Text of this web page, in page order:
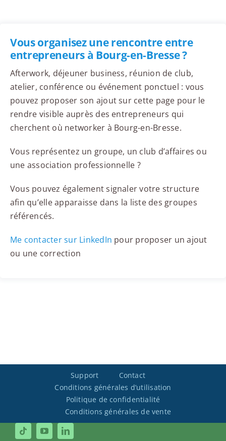
Vous organisez une rencontre entre
entrepreneurs à Bourg-en-Bresse ?
Afterwork, déjeuner business, réunion de club,
atelier, conférence ou événement ponctuel : vous
pouvez proposer son ajout sur cette page pour le
rendre visible auprès des entrepreneurs qui
cherchent où networker à Bourg-en-Bresse.
Vous représentez un groupe, un club d’affaires ou
une association professionnelle ?
Vous pouvez également signaler votre structure
afin qu’elle apparaisse dans la liste des groupes
référencés.
Me contacter sur LinkedIn pour proposer un ajout
ou une correction
Support
Contact
Conditions générales d’utilisation
Politique de confidentialité
Conditions générales de vente